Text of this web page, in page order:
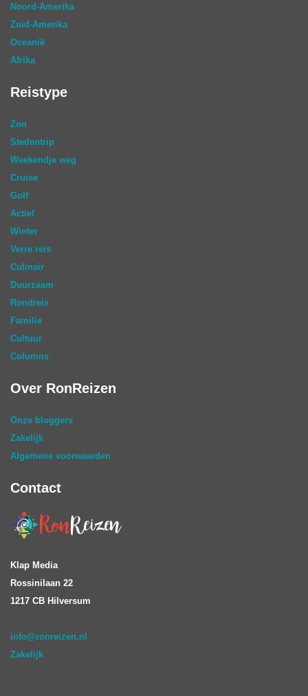
Noord-Amerika
Zuid-Amerika
Oceanië
Afrika
Reistype
Zon
Stedentrip
Weekendje weg
Cruise
Golf
Actief
Winter
Verre reis
Culinair
Duurzaam
Rondreis
Familie
Cultuur
Columns
Over RonReizen
Onze bloggers
Zakelijk
Algemene voorwaarden
Contact
Klap Media
Rossinilaan 22
1217 CB Hilversum
info@ronreizen.nl
Zakelijk